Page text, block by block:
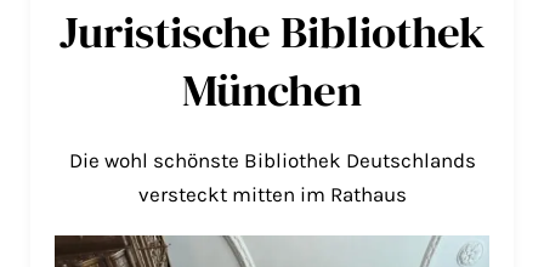
Juristische Bibliothek
München
Die wohl schönste Bibliothek Deutschlands
versteckt mitten im Rathaus